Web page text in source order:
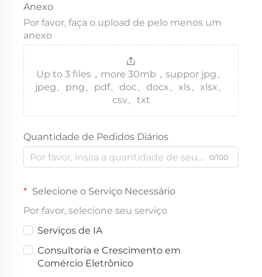
Anexo
Por favor, faça o upload de pelo menos um
anexo
Up to 3 files，more 30mb，suppor jpg、
jpeg、png、pdf、doc、docx、xls、xlsx、
csv、txt
Quantidade de Pedidos Diários
0/100
Selecione o Serviço Necessário
Por favor, selecione seu serviço
Serviços de IA
Consultoria e Crescimento em
Comércio Eletrônico